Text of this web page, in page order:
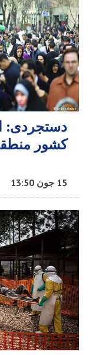
دستجردی:
کشور
15 جون 13:50